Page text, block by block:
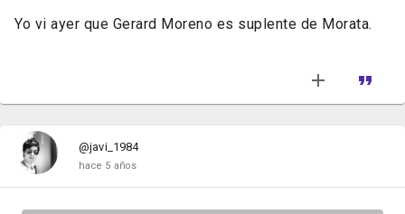
Yo vi ayer que Gerard Moreno es suplente de Morata.
@javi_1984
hace 5 años